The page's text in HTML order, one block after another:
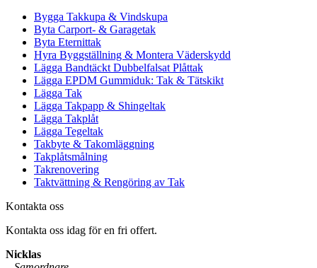
Bygga Takkupa & Vindskupa
Byta Carport- & Garagetak
Byta Eternittak
Hyra Byggställning & Montera Väderskydd
Lägga Bandtäckt Dubbelfalsat Plåttak
Lägga EPDM Gummiduk: Tak & Tätskikt
Lägga Tak
Lägga Takpapp & Shingeltak
Lägga Takplåt
Lägga Tegeltak
Takbyte & Takomläggning
Takplåtsmålning
Takrenovering
Taktvättning & Rengöring av Tak
Kontakta oss
Kontakta oss idag för en fri offert.
Nicklas